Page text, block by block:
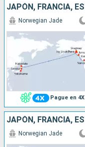
Pague en 4X
Norwegian Jade
Norwegian Jade